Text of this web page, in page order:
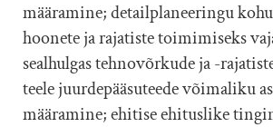
määramine; detailplaneeringu
hoonete ja rajatiste toimimiseks
sealhulgas tehnovõrkude ja -
teele juurdepääsuteede võimaliku
määramine; ehitise ehituslike